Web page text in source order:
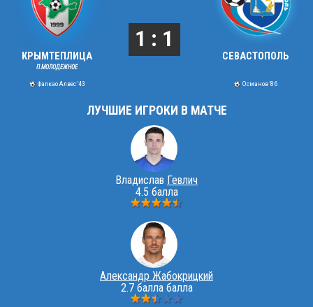
КРЫМТЕПЛИЦА
П.МОЛОДЕЖНОЕ
Фалкао Алвес '43
1 : 1
СЕВАСТОПОЛЬ
Османов '86
ЛУЧШИЕ ИГРОКИ В МАТЧЕ
Владислав Гевлич
4.5 балла
Александр Жабокрицкий
2.7 балла балла